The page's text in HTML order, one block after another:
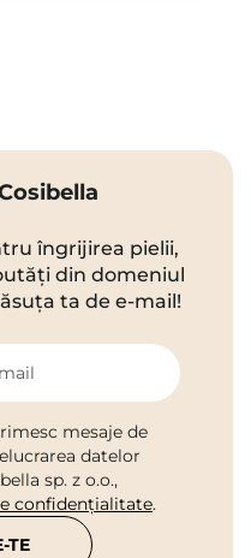
îngrijirea pielii,
din domeniul
ta de e-mail!
mesaje de
datelor
sp. z o.o.,
confidențialitate.
TE